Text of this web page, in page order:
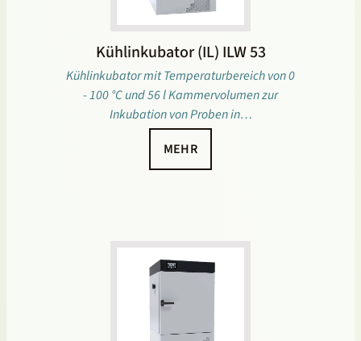
Kühlinkubator (IL) ILW 53
Kühlinkubator mit Temperaturbereich von 0
- 100 °C und 56 l Kammervolumen zur
Inkubation von Proben in…
MEHR